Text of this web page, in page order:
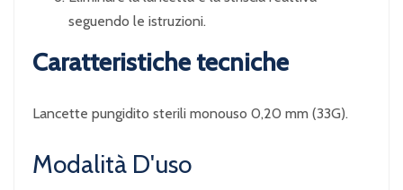
seguendo le istruzioni.
Caratteristiche tecniche
Lancette pungidito sterili monouso 0,20 mm (33G).
Modalità D'uso